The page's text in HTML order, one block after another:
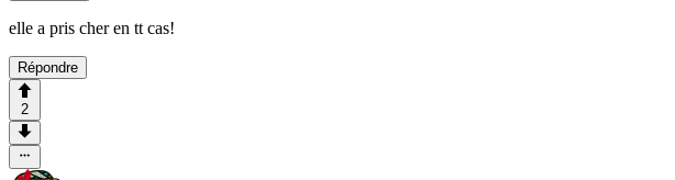
elle a pris cher en tt cas!
Répondre
2